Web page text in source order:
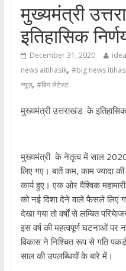
मुख्यमंत्री
इतिहासिक
December 31, 2020
news aitihasik, #big news
न्यूज़, #बिग लेटेस्ट
मुख्यमंत्री उत्तराखंड के
मुख्यमंत्री के नेतृत्व में साल 2020
लिए गए। बातें कम, काम ज्यादा
कार्य हुए। एक ओर वैश्विक
को नई दिशा देने वाले फैसले लिए
देखा गया तो वर्षों से लम्बित
इस वर्ष की महत्वपूर्ण घटनाओं पर
विकास ने निश्चित रूप से गति
साल की उपलब्धियों के बारे में।